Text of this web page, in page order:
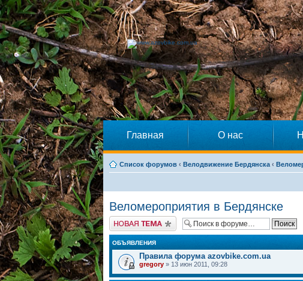
Главная О нас
Список форумов ‹ Велодвижение Бердянска ‹
Веломероприятия в Бердянске
Начать новую тему
ОБЪЯВЛЕНИЯ
Правила форума azovbike.com.ua
gregory » 13 июн 2011, 09:28